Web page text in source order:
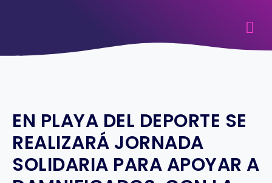
EN PLAYA DEL DEPORTE SE
REALIZARÁ JORNADA
SOLIDARIA PARA APOYAR A